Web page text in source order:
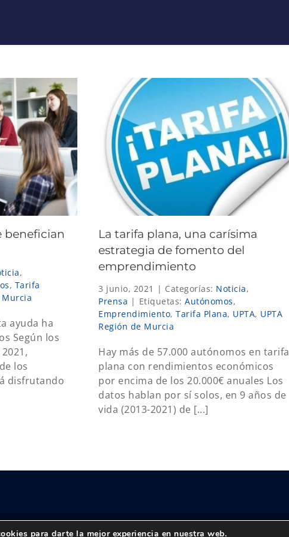
benefician
,
, Tarifa
Murcia
ayuda ha
Según los
los
disfrutando
La tarifa plana, una carísima
estrategia de fomento del
emprendimiento
3 junio, 2021 | Categorías: Noticia,
Prensa | Etiquetas: Autónomos,
Emprendimiento, Tarifa Plana, UPTA, UPTA
Región de Murcia
Hay más de 57.000 autónomos en tarifa
plana con rendimientos económicos
por encima de los 20.000€ anuales Los
datos hablan por sí solos, en 9 años de
vida (2013-2021) de [...]
para darte la mejor experiencia en nuestra web.